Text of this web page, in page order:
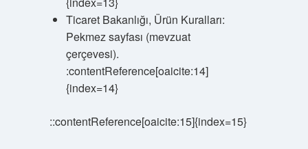
Ticaret Bakanlığı, Ürün Kuralları:
Pekmez sayfası (mevzuat
çerçevesi).
:contentReference[oaicite:14]
{index=14}
::contentReference[oaicite:15]{index=15}